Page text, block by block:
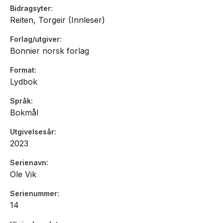
Bidragsyter
Reiten, Torgeir (Innleser)
Forlag/utgiver
Bonnier norsk forlag
Format
Lydbok
Språk
Bokmål
Utgivelsesår
2023
Serienavn
Ole Vik
Serienummer
14